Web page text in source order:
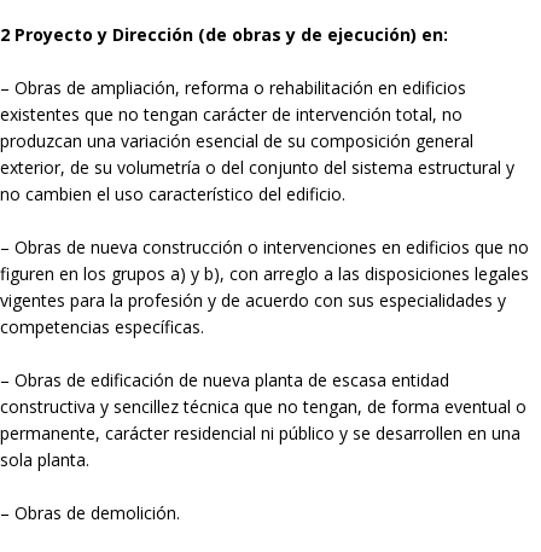
2 Proyecto y Dirección (de obras y de ejecución) en:
– Obras de ampliación, reforma o rehabilitación en edificios
existentes que no tengan carácter de intervención total, no
produzcan una variación esencial de su composición general
exterior, de su volumetría o del conjunto del sistema estructural y
no cambien el uso característico del edificio.
– Obras de nueva construcción o intervenciones en edificios que no
figuren en los grupos a) y b), con arreglo a las disposiciones legales
vigentes para la profesión y de acuerdo con sus especialidades y
competencias específicas.
– Obras de edificación de nueva planta de escasa entidad
constructiva y sencillez técnica que no tengan, de forma eventual o
permanente, carácter residencial ni público y se desarrollen en una
sola planta.
– Obras de demolición.